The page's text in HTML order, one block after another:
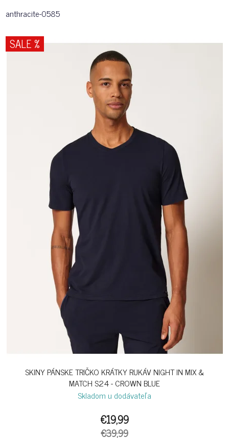
anthracite-0585
SALE %
SKINY PÁNSKE TRIČKO KRÁTKY RUKÁV NIGHT IN MIX &
MATCH S24 - CROWN BLUE
Skladom u dodávateľa
€19,99
€39,99